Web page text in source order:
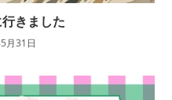
きました
月31日